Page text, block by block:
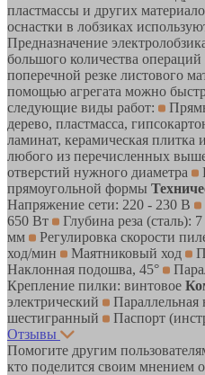
пластмассы и других
оснастки в лобзиках
Предназначение
большого количества
поперечной резке листового
помощью агрегата можно
следующие виды работ:
дерево, пластмасса,
ламинат, керамическая плитка
любого из перечисленных
отверстий нужного диаметра
прямоугольной формы
Напряжение сети: 220 - 230 В
650 Вт
Глубина реза (сталь):
мм
Регулировка скорости
ход/мин
Маятниковый ход
Наклонная подошва, 45°
Крепление пилки: винтовое
электрический
шестигранный
Паспорт
Отзывы
Помогите другим
кто поделится своим мнением